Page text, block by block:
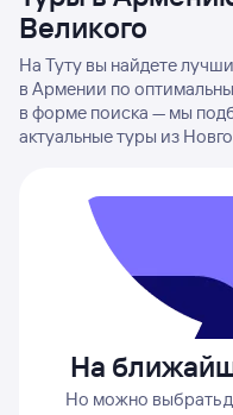
Великого
На Туту вы найдете
в Армении по
в форме поиска — мы
актуальные туры из
На
Но можно выбрать